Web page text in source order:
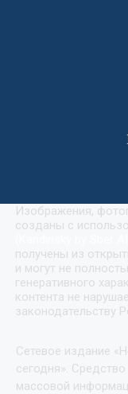
Изображения,
созданы с
получены из
и могут не
генеративного
контента не
законодательству
Сетевое издание
сегодня». Средство
массовой